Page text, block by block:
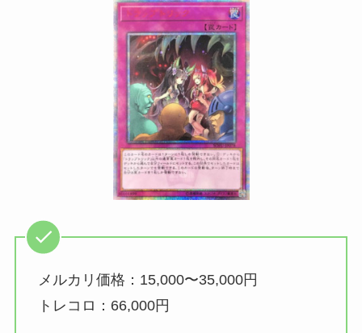
メルカリ価格：15,000〜35,000円
トレコロ：66,000円